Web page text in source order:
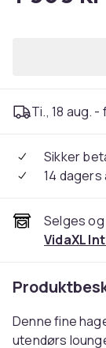
Ti., 18 aug. -
Sikker
14
Selges
VidaXL
Denne fine
utendørs